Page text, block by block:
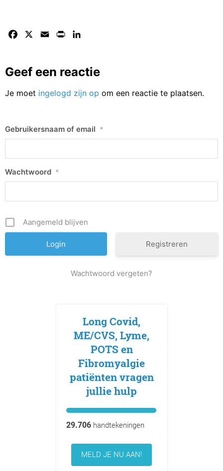
Facebook Email Print
Geef een reactie
Je moet ingelogd zijn op om een reactie te plaatsen.
Gebruikersnaam of email *
Wachtwoord *
Aangemeld blijven
Registreren
Wachtwoord vergeten?
Long Covid,
ME/CVS, Lyme,
POTS en
Fibromyalgie
patiënten vragen
jullie hulp
29.706handtekeningen
MELD JE NU AAN!